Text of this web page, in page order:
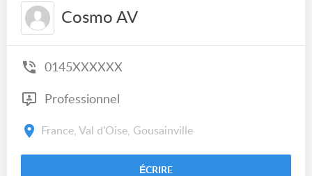
Cosmo AV
0145XXXXXX
Professionnel
France, Val d'Oise, Gousainville
ÉCRIRE